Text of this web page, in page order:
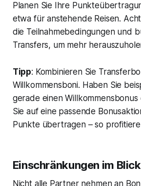
Planen Sie Ihre
etwa für anstehende Reisen.
die Teilnahmebedingungen und
Transfers, um mehr
Tipp: Kombinieren Sie
Willkommensboni. Haben Sie
gerade einen
Sie auf eine passende
Punkte übertragen – so
Einschränkungen im
Nicht alle Partner nehmen an